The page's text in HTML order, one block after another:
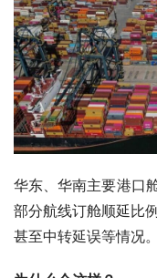
华东、华南主要港口
部分航线订舱顺延比
甚至中转延误等情况。